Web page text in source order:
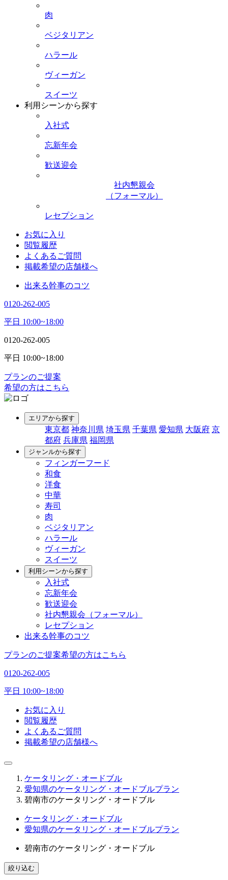
肉
ベジタリアン
ハラール
ヴィーガン
スイーツ
利用シーンから探す
入社式
忘新年会
歓送迎会
社内懇親会
（フォーマル）
レセプション
お気に入り
閲覧履歴
よくあるご質問
掲載希望の店舗様へ
出来る幹事のコツ
0120-262-005
平日 10:00~18:00
0120-262-005
平日 10:00~18:00
プランのご提案
希望の方はこちら
エリアから探す
東京都 神奈川県 埼玉県 千葉県 愛知県 大阪府 京
都府 兵庫県 福岡県
ジャンルから探す
フィンガーフード
和食
洋食
中華
寿司
肉
ベジタリアン
ハラール
ヴィーガン
スイーツ
利用シーンから探す
入社式
忘新年会
歓送迎会
社内懇親会（フォーマル）
レセプション
出来る幹事のコツ
プランのご提案希望の方はこちら
0120-262-005
平日 10:00~18:00
お気に入り
閲覧履歴
よくあるご質問
掲載希望の店舗様へ
ケータリング・オードブル
愛知県のケータリング・オードブルプラン
碧南市のケータリング・オードブル
ケータリング・オードブル
愛知県のケータリング・オードブルプラン
碧南市のケータリング・オードブル
絞り込む